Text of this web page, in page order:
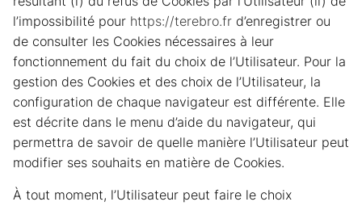
l’impossibilité pour https://terebro.fr d’enregistrer ou
de consulter les Cookies nécessaires à leur
fonctionnement du fait du choix de l’Utilisateur. Pour la
gestion des Cookies et des choix de l’Utilisateur, la
configuration de chaque navigateur est différente. Elle
est décrite dans le menu d’aide du navigateur, qui
permettra de savoir de quelle manière l’Utilisateur peut
modifier ses souhaits en matière de Cookies.
À tout moment, l’Utilisateur peut faire le choix